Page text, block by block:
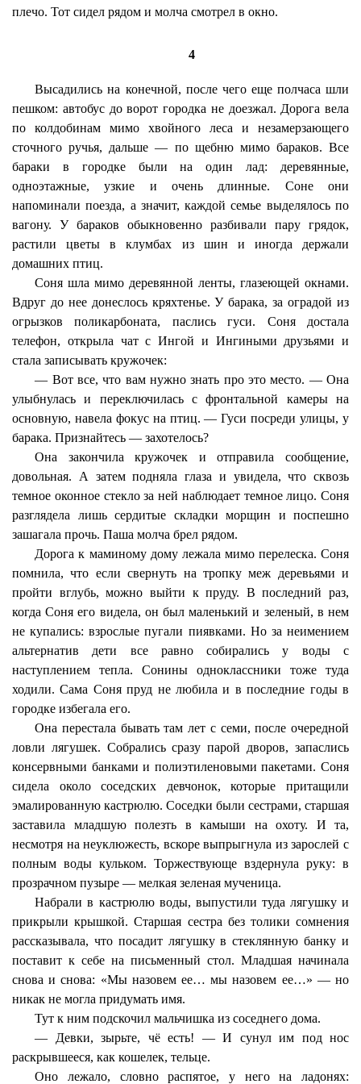
плечо. Тот сидел рядом и молча смотрел в окно.
4
Высадились на конечной, после чего еще полчаса шли
пешком: автобус до ворот городка не доезжал. Дорога вела
по колдобинам мимо хвойного леса и незамерзающего
сточного ручья, дальше — по щебню мимо бараков. Все
бараки в городке были на один лад: деревянные,
одноэтажные, узкие и очень длинные. Соне они
напоминали поезда, а значит, каждой семье выделялось по
вагону. У бараков обыкновенно разбивали пару грядок,
растили цветы в клумбах из шин и иногда держали
домашних птиц.
Соня шла мимо деревянной ленты, глазеющей окнами.
Вдруг до нее донеслось кряхтенье. У барака, за оградой из
огрызков поликарбоната, паслись гуси. Соня достала
телефон, открыла чат с Ингой и Ингиными друзьями и
стала записывать кружочек:
— Вот все, что вам нужно знать про это место. — Она
улыбнулась и переключилась с фронтальной камеры на
основную, навела фокус на птиц. — Гуси посреди улицы, у
барака. Признайтесь — захотелось?
Она закончила кружочек и отправила сообщение,
довольная. А затем подняла глаза и увидела, что сквозь
темное оконное стекло за ней наблюдает темное лицо. Соня
разглядела лишь сердитые складки морщин и поспешно
зашагала прочь. Паша молча брел рядом.
Дорога к маминому дому лежала мимо перелеска. Соня
помнила, что если свернуть на тропку меж деревьями и
пройти вглубь, можно выйти к пруду. В последний раз,
когда Соня его видела, он был маленький и зеленый, в нем
не купались: взрослые пугали пиявками. Но за неимением
альтернатив дети все равно собирались у воды с
наступлением тепла. Сонины одноклассники тоже туда
ходили. Сама Соня пруд не любила и в последние годы в
городке избегала его.
Она перестала бывать там лет с семи, после очередной
ловли лягушек. Собрались сразу парой дворов, запаслись
консервными банками и полиэтиленовыми пакетами. Соня
сидела около соседских девчонок, которые притащили
эмалированную кастрюлю. Соседки были сестрами, старшая
заставила младшую полезть в камыши на охоту. И та,
несмотря на неуклюжесть, вскоре выпрыгнула из зарослей с
полным воды кульком. Торжествующе вздернула руку: в
прозрачном пузыре — мелкая зеленая мученица.
Набрали в кастрюлю воды, выпустили туда лягушку и
прикрыли крышкой. Старшая сестра без толики сомнения
рассказывала, что посадит лягушку в стеклянную банку и
поставит к себе на письменный стол. Младшая начинала
снова и снова: «Мы назовем ее… мы назовем ее…» — но
никак не могла придумать имя.
Тут к ним подскочил мальчишка из соседнего дома.
— Девки, зырьте, чё есть! — И сунул им под нос
раскрывшееся, как кошелек, тельце.
Оно лежало, словно распятое, у него на ладонях: